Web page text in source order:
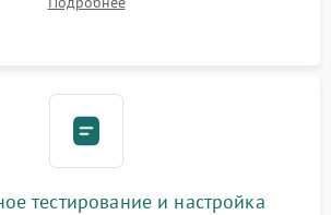
и очистки системы от кофейных масел.
тестирование и настройка